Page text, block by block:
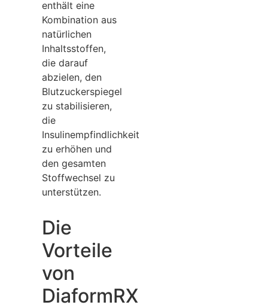
enthält eine
Kombination aus
natürlichen
Inhaltsstoffen,
die darauf
abzielen, den
Blutzuckerspiegel
zu stabilisieren,
die
Insulinempfindlichkeit
zu erhöhen und
den gesamten
Stoffwechsel zu
unterstützen.
Die
Vorteile
von
DiaformRX